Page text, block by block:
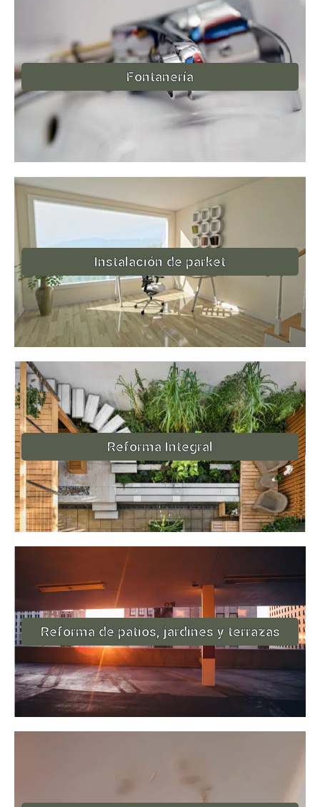
Fontanería
Instalación de parket
Reforma Integral
Reforma de patios, jardines y terrazas